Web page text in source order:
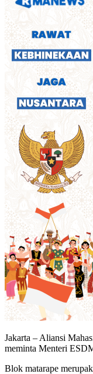
Jakarta – Aliansi
meminta Menteri
Blok matarape